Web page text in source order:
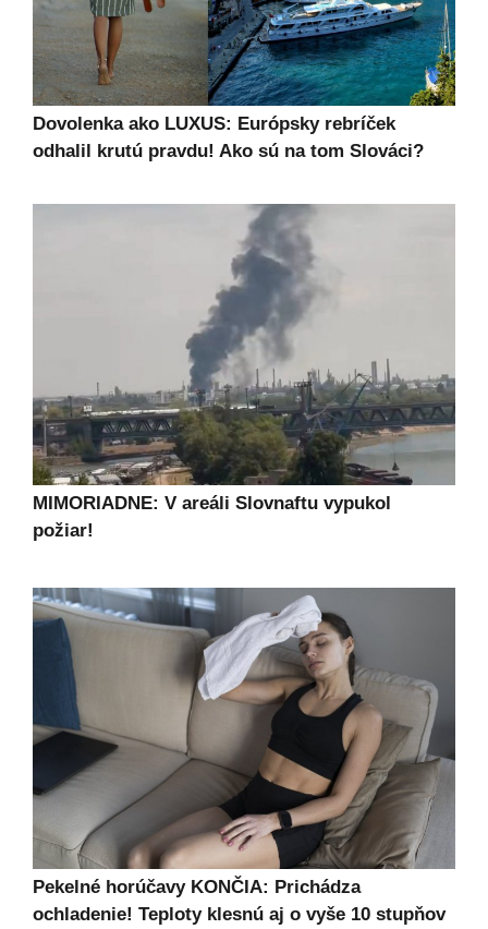
Dovolenka ako LUXUS: Európsky rebríček
odhalil krutú pravdu! Ako sú na tom Slováci?
MIMORIADNE: V areáli Slovnaftu vypukol
požiar!
Pekelné horúčavy KONČIA: Prichádza
ochladenie! Teploty klesnú aj o vyše 10 stupňov